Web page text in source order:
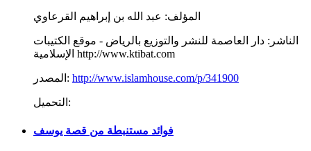
المؤلف: عبد الله بن إبراهيم القرعاوي
الناشر: دار العاصمة للنشر والتوزيع بالرياض - موقع الكتيبات
الإسلامية http://www.ktibat.com
المصدر: http://www.islamhouse.com/p/341900
التحميل:
فوائد مستنبطة من قصة يوسف